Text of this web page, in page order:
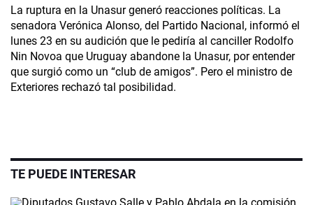
La ruptura en la Unasur generó reacciones políticas. La
senadora Verónica Alonso, del Partido Nacional, informó el
lunes 23 en su audición que le pediría al canciller Rodolfo
Nin Novoa que Uruguay abandone la Unasur, por entender
que surgió como un “club de amigos”. Pero el ministro de
Exteriores rechazó tal posibilidad.
TE PUEDE INTERESAR